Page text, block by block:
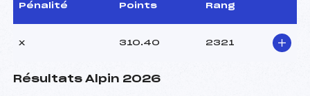
Pénalité Points Rang
x 310.40 2321
Résultats Alpin 2026